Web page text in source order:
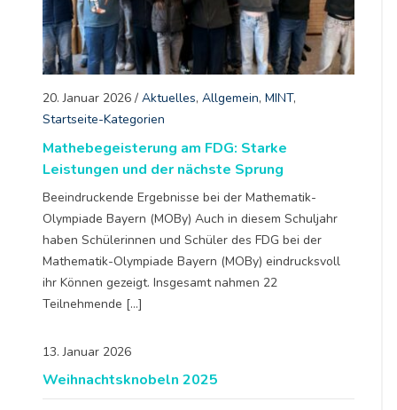
20. Januar 2026/ Aktuelles, Allgemein, MINT,
Startseite-Kategorien
Mathebegeisterung am FDG: Starke
Leistungen und der nächste Sprung
Beeindruckende Ergebnisse bei der Mathematik-
Olympiade Bayern (MOBy) Auch in diesem Schuljahr
haben Schülerinnen und Schüler des FDG bei der
Mathematik-Olympiade Bayern (MOBy) eindrucksvoll
ihr Können gezeigt. Insgesamt nahmen 22
Teilnehmende […]
13. Januar 2026
Weihnachtsknobeln 2025